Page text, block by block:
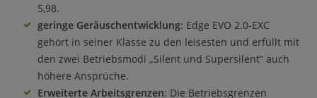
5,98.
geringe Geräuschentwicklung: Edge EVO 2.0-EXC
gehört in seiner Klasse zu den leisesten und erfüllt mit
den zwei Betriebsmodi „Silent und Supersilent“ auch
höhere Ansprüche.
Erweiterte Arbeitsgrenzen: Die Betriebsgrenzen